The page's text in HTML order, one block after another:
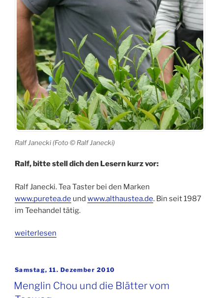
Ralf Janecki (Foto © Ralf Janecki)
Ralf, bitte stell dich den Lesern kurz vor:
Ralf Janecki. Tea Taster bei den Marken
www.puretea.de und www.althaustea.de. Bin seit 1987
im Teehandel tätig.
„Fragen
Ralf
Janecki“
weiterlesen
Veröffentlicht
Samstag, 11. Dezember 2010
Menglin Chou und die Blätter vom